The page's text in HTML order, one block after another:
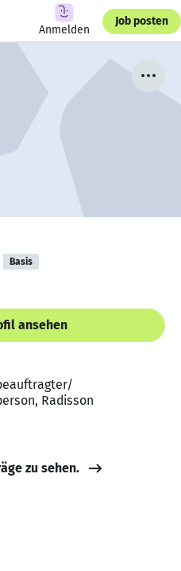
Anmelden
Job posten
Basis
ansehen
Radisson
zu sehen.